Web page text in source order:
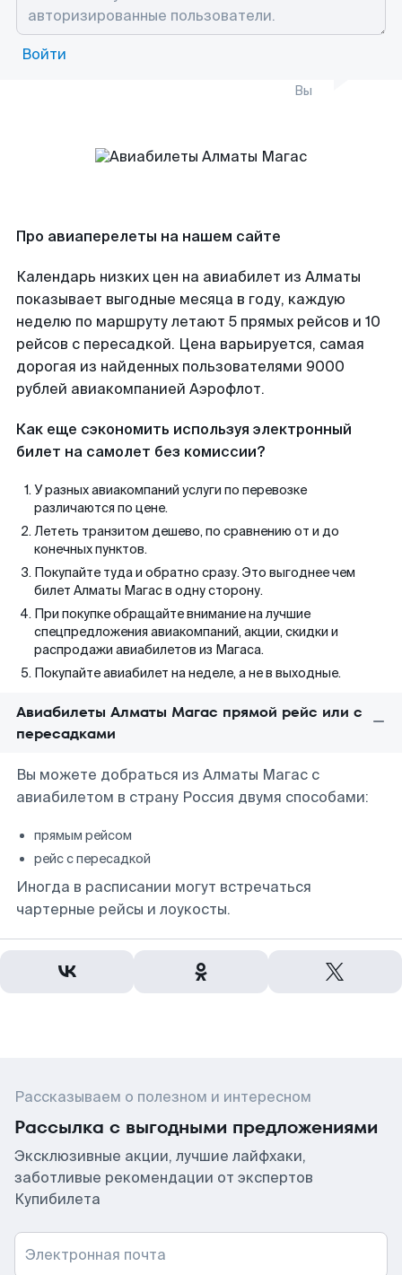
Войти
Вы
Про авиаперелеты на нашем сайте
Календарь низких цен на авиабилет из Алматы
показывает выгодные месяца в году, каждую
неделю по маршруту летают 5 прямых рейсов и 10
рейсов с пересадкой. Цена варьируется, самая
дорогая из найденных пользователями 9000
рублей авиакомпанией Аэрофлот.
Как еще сэкономить используя электронный
билет на самолет без комиссии?
У разных авиакомпаний услуги по перевозке
различаются по цене.
Лететь транзитом дешево, по сравнению от и до
конечных пунктов.
Покупайте туда и обратно сразу. Это выгоднее чем
билет Алматы Магас в одну сторону.
При покупке обращайте внимание на лучшие
спецпредложения авиакомпаний, акции, скидки и
распродажи авиабилетов из Магаса.
Покупайте авиабилет на неделе, а не в выходные.
Авиабилеты Алматы Магас прямой рейс или с
пересадками
Вы можете добраться из Алматы Магас с
авиабилетом в страну Россия двумя способами:
прямым рейсом
рейс с пересадкой
Иногда в расписании могут встречаться
чартерные рейсы и лоукосты.
Рассказываем о полезном и интересном
Рассылка с выгодными предложениями
Эксклюзивные акции, лучшие лайфхаки,
заботливые рекомендации от экспертов
Купибилета
Электронная почта